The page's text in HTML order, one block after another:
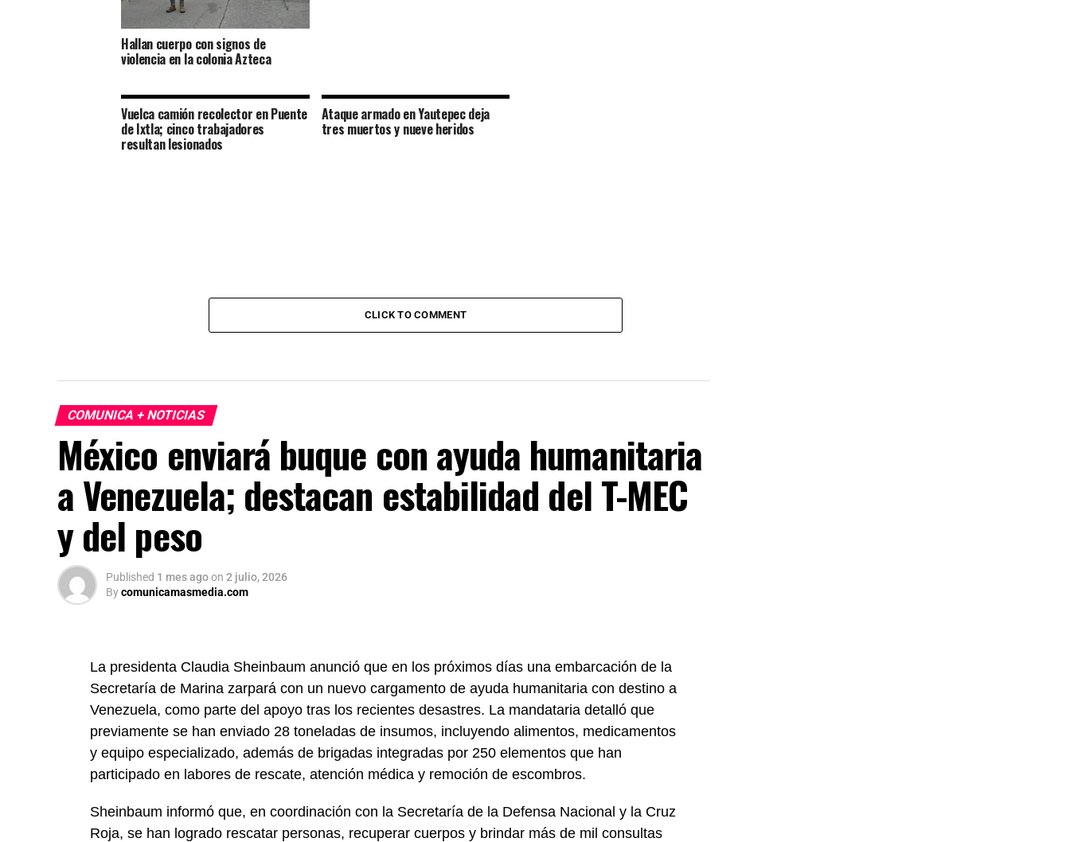
Hallan cuerpo con signos de
violencia en la colonia Azteca
Vuelca camión recolector en Puente
de Ixtla; cinco trabajadores
resultan lesionados
Ataque armado en Yautepec deja
tres muertos y nueve heridos
CLICK TO COMMENT
COMUNICA + NOTICIAS
México enviará buque con ayuda humanitaria
a Venezuela; destacan estabilidad del T-MEC
y del peso
Published 1 mes agoon 2 julio, 2026
Bycomunicamasmedia.com
La presidenta Claudia Sheinbaum anunció que en los próximos días una embarcación de la
Secretaría de Marina zarpará con un nuevo cargamento de ayuda humanitaria con destino a
Venezuela, como parte del apoyo tras los recientes desastres. La mandataria detalló que
previamente se han enviado 28 toneladas de insumos, incluyendo alimentos, medicamentos
y equipo especializado, además de brigadas integradas por 250 elementos que han
participado en labores de rescate, atención médica y remoción de escombros.
Sheinbaum informó que, en coordinación con la Secretaría de la Defensa Nacional y la Cruz
Roja, se han logrado rescatar personas, recuperar cuerpos y brindar más de mil consultas